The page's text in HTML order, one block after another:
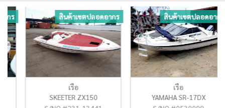
สินค้าเขตปลอดอากร
SKEETER ZX150
สินค้าเขตปลอดอากร
YAMAHA SR-17DX